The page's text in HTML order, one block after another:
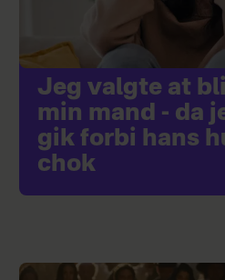
Jeg valgte at
min mand - da
gik forbi hans
chok